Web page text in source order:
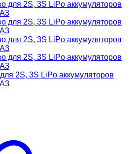
2S, 3S LiPo аккумуляторов